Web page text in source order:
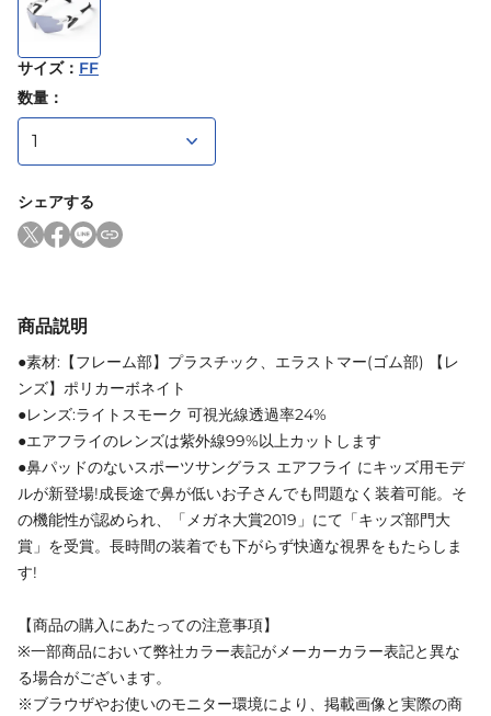
サイズ： FF
数量：
シェアする
商品説明
●素材:【フレーム部】プラスチック、エラストマー(ゴム部) 【レ
ンズ】ポリカーボネイト
●レンズ:ライトスモーク 可視光線透過率24%
●エアフライのレンズは紫外線99%以上カットします
●鼻パッドのないスポーツサングラス エアフライ にキッズ用モデ
ルが新登場!成長途で鼻が低いお子さんでも問題なく装着可能。そ
の機能性が認められ、「メガネ大賞2019」にて「キッズ部門大
賞」を受賞。長時間の装着でも下がらず快適な視界をもたらしま
す!
【商品の購入にあたっての注意事項】
※一部商品において弊社カラー表記がメーカーカラー表記と異な
る場合がございます。
※ブラウザやお使いのモニター環境により、掲載画像と実際の商